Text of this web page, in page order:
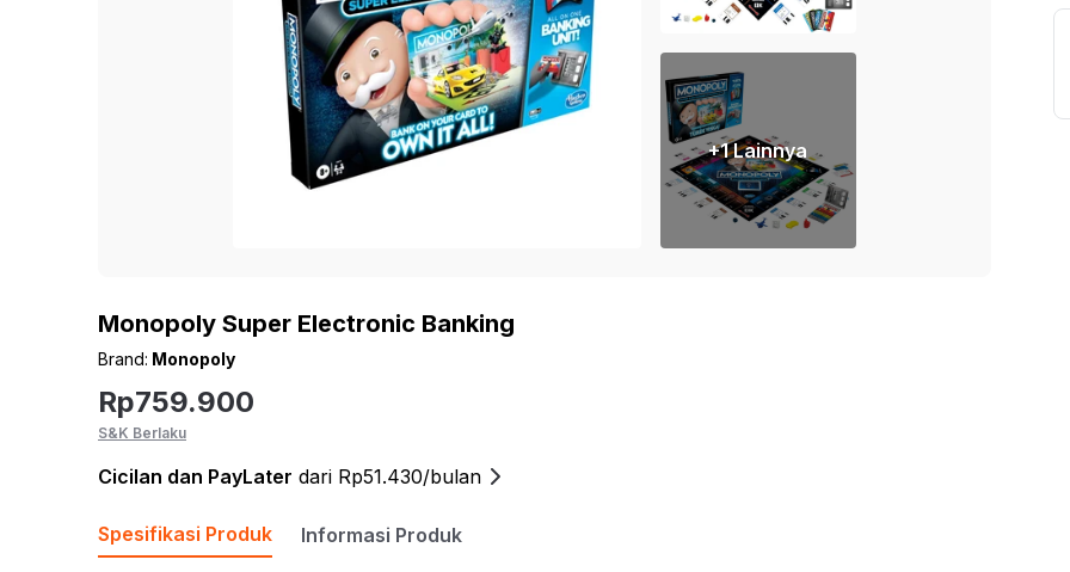
+1Lainnya
Monopoly Super Electronic Banking
Brand: Monopoly
Rp759.900
S&K Berlaku
Cicilan dan PayLater dari Rp51.430/bulan
Spesifikasi Produk Informasi Produk